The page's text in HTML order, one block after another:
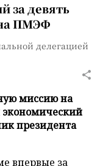
за девять
ПМЭФ
делегацией
миссию на
президента
впервые за